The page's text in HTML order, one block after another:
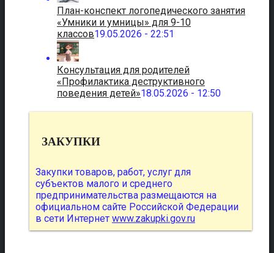
План-конспект логопедического занятия
«Умники и умницы» для 9-10
классов19.05.2026 - 22:51
Консультация для родителей
«Профилактика деструктивного
поведения детей»18.05.2026 - 12:50
ЗАКУПКИ
Закупки товаров, работ, услуг для
субъектов малого и среднего
предпринимательства размещаются на
официальном сайте Российской Федерации
в сети Интернет www.zakupki.gov.ru